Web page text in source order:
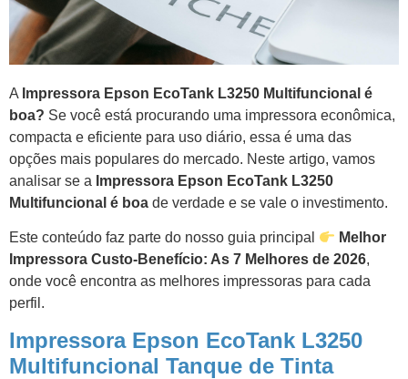
A Impressora Epson EcoTank L3250 Multifuncional é
boa? Se você está procurando uma impressora econômica,
compacta e eficiente para uso diário, essa é uma das
opções mais populares do mercado. Neste artigo, vamos
analisar se a Impressora Epson EcoTank L3250
Multifuncional é boa de verdade e se vale o investimento.
Este conteúdo faz parte do nosso guia principal
Melhor
Impressora Custo-Benefício: As 7 Melhores de 2026,
onde você encontra as melhores impressoras para cada
perfil.
Impressora Epson EcoTank L3250
Multifuncional Tanque de Tinta